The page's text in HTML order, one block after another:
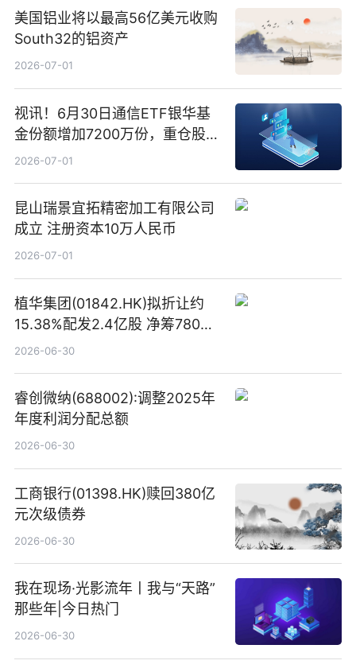
美国铝业将以最高56亿美元收购
South32的铝资产
2026-07-01
视讯！6月30日通信ETF银华基
金份额增加7200万份，重仓股新
易盛、中际旭创、立讯精密
2026-07-01
昆山瑞景宜拓精密加工有限公司
成立 注册资本10万人民币
2026-07-01
植华集团(01842.HK)拟折让约
15.38%配发2.4亿股 净筹780万
港元
2026-06-30
睿创微纳(688002):调整2025年
年度利润分配总额
2026-06-30
工商银行(01398.HK)赎回380亿
元次级债券
2026-06-30
我在现场·光影流年丨我与“天路”
那些年|今日热门
2026-06-30